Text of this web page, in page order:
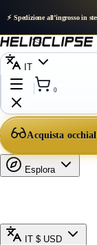
⚡ Spedizione all’ingrosso in
IT
0
Acquista
Esplora
IT $ USD